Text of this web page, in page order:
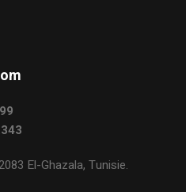
El-Ghazala, Tunisie.